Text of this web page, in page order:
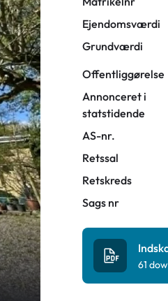
Ejendomsværdi
Grundværdi
Offentliggørelse
Annonceret i
statstidende
AS-nr.
Retssal
Retskreds
Sags nr
61